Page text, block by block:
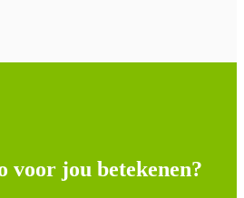
voor jou betekenen?